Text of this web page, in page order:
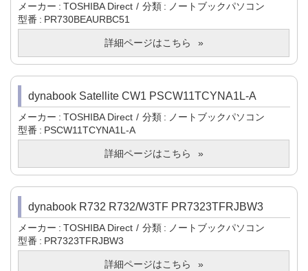
メーカー TOSHIBA Direct 分類
ノートブックパソコン
型番
PR730BEAURBC51
詳細ページはこちら
dynabook Satellite CW1 PSCW11TCYNA1L-A
メーカー TOSHIBA Direct 分類
ノートブックパソコン
型番
PSCW11TCYNA1L-A
詳細ページはこちら
dynabook R732 R732/W3TF PR7323TFRJBW3
メーカー TOSHIBA Direct 分類
ノートブックパソコン
型番
PR7323TFRJBW3
詳細ページはこちら